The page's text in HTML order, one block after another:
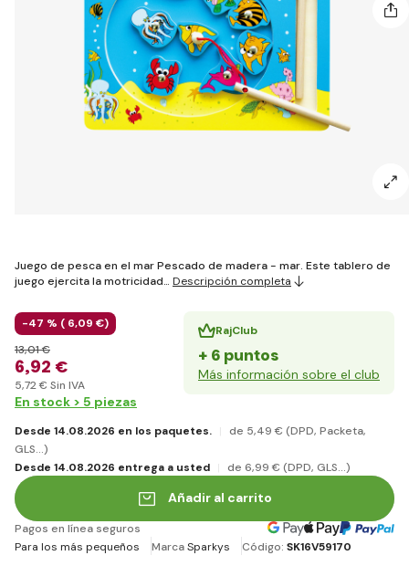
Juego de pesca en el mar Pescado de madera - mar. Este tablero de
juego ejercita la motricidad… Descripción completa
-47 % ( 6,09 €)
6,92 €
13,01 €
5,72 € Sin IVA
RajClub
+ 6 puntos
Más información sobre el club
En stock > 5 piezas
Desde 14.08.2026 en los paquetes. de 5,49 € (DPD, Packeta,
GLS...)
Desde 14.08.2026 entrega a usted
de 6,99 € (DPD, GLS...)
Añadir al carrito
Pagos en línea seguros
Para los más pequeños
MarcaSparkys Código: SK16V59170